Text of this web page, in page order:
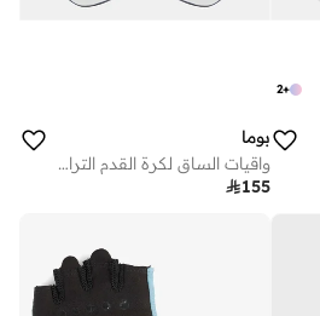
+
2
بوما
واقيات الساق لكرة القدم الترا فليكس سليف
155